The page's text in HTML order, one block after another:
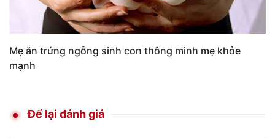
Mẹ ăn trứng ngỗng sinh con thông minh mẹ khỏe
mạnh
Để lại đánh giá